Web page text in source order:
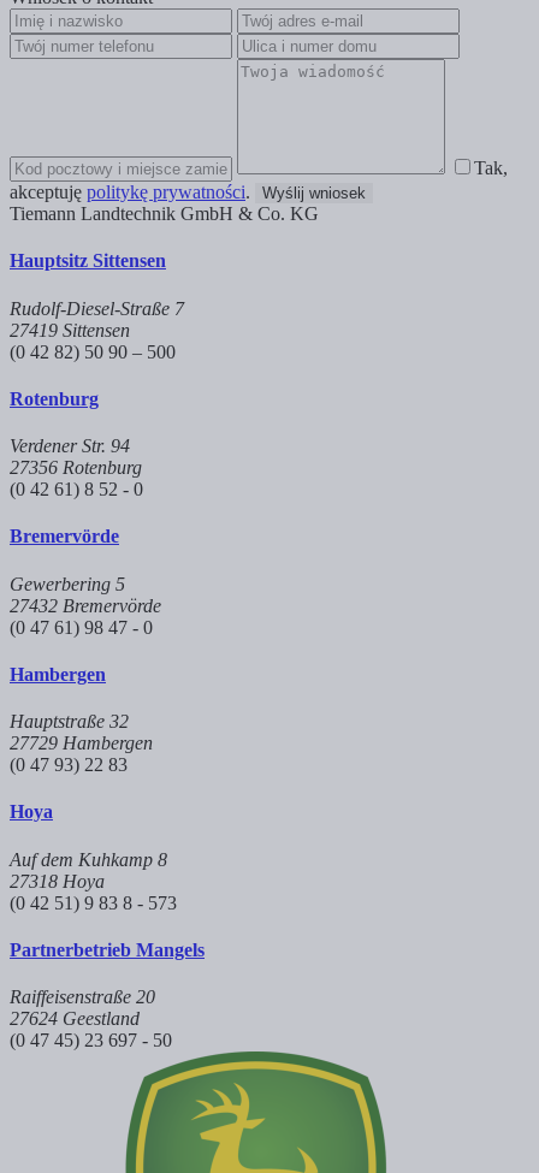
Tak,
akceptuję politykę prywatności. Wyślij wniosek
Tiemann Landtechnik GmbH & Co. KG
Hauptsitz Sittensen
Rudolf-Diesel-Straße 7
27419 Sittensen
(0 42 82) 50 90 – 500
Rotenburg
Verdener Str. 94
27356 Rotenburg
(0 42 61) 8 52 - 0
Bremervörde
Gewerbering 5
27432 Bremervörde
(0 47 61) 98 47 - 0
Hambergen
Hauptstraße 32
27729 Hambergen
(0 47 93) 22 83
Hoya
Auf dem Kuhkamp 8
27318 Hoya
(0 42 51) 9 83 8 - 573
Partnerbetrieb Mangels
Raiffeisenstraße 20
27624 Geestland
(0 47 45) 23 697 - 50